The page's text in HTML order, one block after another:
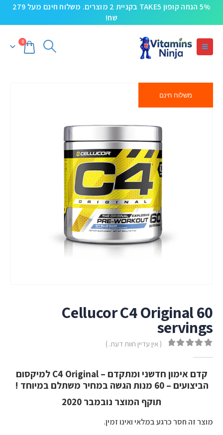
5% הנחה קופון TAKE5 בקניית 2 מוצרים. משלוח חינם מעל 279
שח!
0
משלוח חינם
Cellucor C4 Original 60
servings
( אין עדיין חוות דעת. )
קדם אימון חדשני ומתקדם – C4 Original למיקסום
הביצועים – 60 מנות הגשה במחיר משתלם במיוחד !
תוקף המוצר נובמבר 2020
מוצר זה חסר כרגע במלאי ואינו זמין.